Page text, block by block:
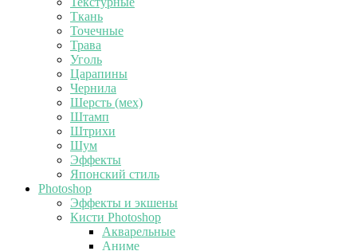
Ткань
Точечные
Трава
Уголь
Царапины
Чернила
Шерсть (мех)
Штамп
Штрихи
Шум
Эффекты
Японский стиль
Photoshop
Эффекты и экшены
Кисти Photoshop
Акварельные
Аниме